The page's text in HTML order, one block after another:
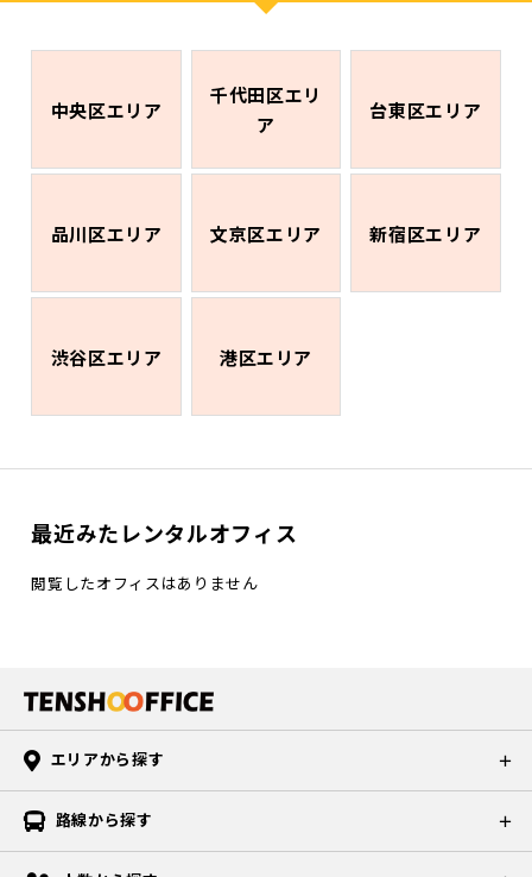
中央区エリア
千代田区エリ
ア
台東区エリア
品川区エリア 文京区エリア 新宿区エリア
渋谷区エリア 港区エリア
最近みたレンタルオフィス
閲覧したオフィスはありません
エリアから探す
路線から探す